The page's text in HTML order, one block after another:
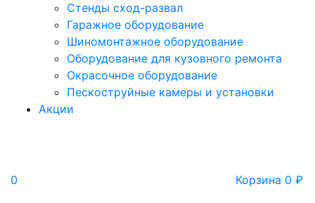
Стенды сход-развал
Гаражное оборудование
Шиномонтажное оборудование
Оборудование для кузовного ремонта
Окрасочное оборудование
Пескоструйные камеры и установки
Акции
0 Корзина 0 ₽